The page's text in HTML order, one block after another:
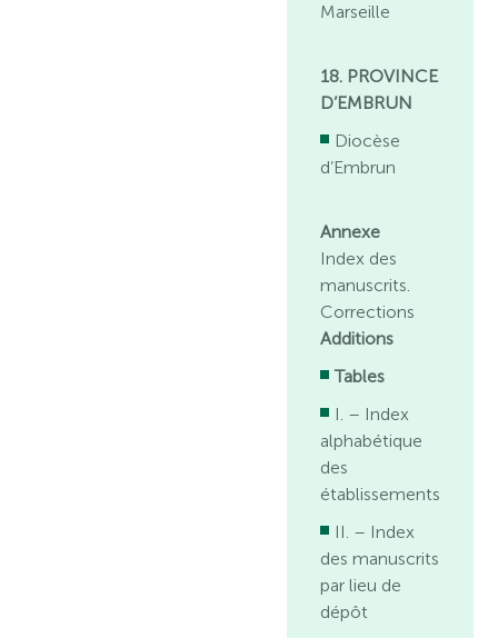
Marseille
18. PROVINCE
D’EMBRUN
Diocèse
d’Embrun
Annexe
Index des
manuscrits.
Corrections
Additions
Tables
I. – Index
alphabétique
des
établissements
II. – Index
des manuscrits
par lieu de
dépôt